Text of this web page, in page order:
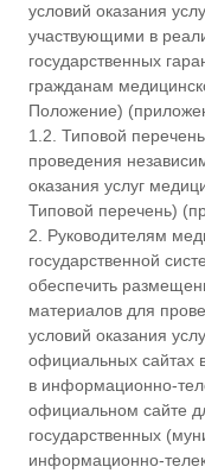
с
к
в
Г
о
р
о
д
а
я
п
о
л
л
и
н
условий оказания
участвующими в
государственных
гражданам
Положение)
1.2. Типовой
проведения
оказания услуг
Типовой перечень)
2. Руководителям
государственной
обеспечить
материалов для
условий оказания
официальных сайтах
в информационно-
официальном сайте
государственных
информационно-